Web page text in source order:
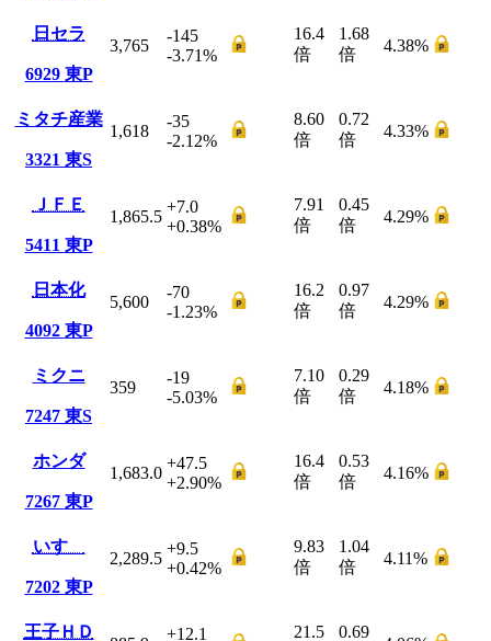
日セラ
6929 東P
3,765
-145
-3.71%
16.4
倍
1.68
倍
4.38%
ミタチ産業
3321 東S
1,618
-35
-2.12%
8.60
倍
0.72
倍
4.33%
ＪＦＥ
5411 東P
1,865.5
+7.0
+0.38%
7.91
倍
0.45
倍
4.29%
日本化
4092 東P
5,600
-70
-1.23%
16.2
倍
0.97
倍
4.29%
ミクニ
7247 東S
359
-19
-5.03%
7.10
倍
0.29
倍
4.18%
ホンダ
7267 東P
1,683.0
+47.5
+2.90%
16.4
倍
0.53
倍
4.16%
いすゞ
7202 東P
2,289.5
+9.5
+0.42%
9.83
倍
1.04
倍
4.11%
王子ＨＤ +12.1 21.5 0.69